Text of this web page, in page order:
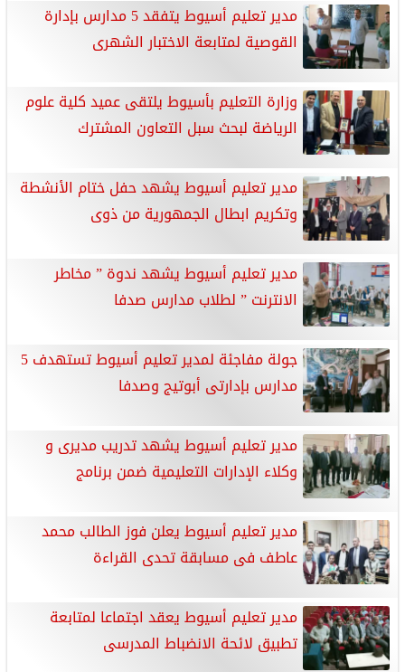
مدير تعليم أسيوط يتفقد 5 مدارس بإدارة
القوصية لمتابعة الاختبار الشهرى
وزارة التعليم بأسيوط يلتقى عميد كلية علوم
الرياضة لبحث سبل التعاون المشترك
مدير تعليم أسيوط يشهد حفل ختام الأنشطة
وتكريم ابطال الجمهورية من ذوى
مدير تعليم أسيوط يشهد ندوة ” مخاطر
الانترنت ” لطلاب مدارس صدفا
جولة مفاجئة لمدير تعليم أسيوط تستهدف 5
مدارس بإدارتى أبوتيج وصدفا
مدير تعليم أسيوط يشهد تدريب مديرى و
وكلاء الإدارات التعليمية ضمن برنامج
مدير تعليم أسيوط يعلن فوز الطالب محمد
عاطف فى مسابقة تحدى القراءة
مدير تعليم أسيوط يعقد اجتماعا لمتابعة
تطبيق لائحة الانضباط المدرسى